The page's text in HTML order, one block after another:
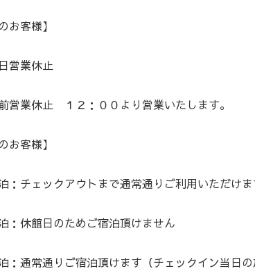
お客様】
営業休止
営業休止 １２：００より営業いたします。
お客様】
：チェックアウトまで通常通りご利用いただけま
：休館日のためご宿泊頂けません
：通常通りご宿泊頂けます（チェックイン当日の